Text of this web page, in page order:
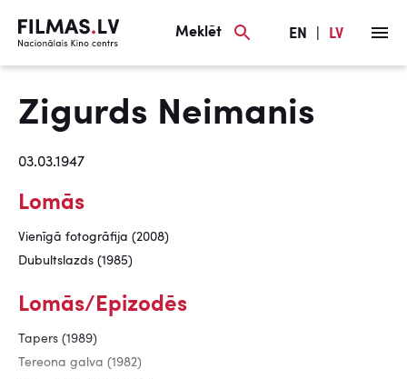
Meklēt EN LV
Zigurds Neimanis
03.03.1947
Lomās
Vienīgā fotogrāfija (2008)
Dubultslazds (1985)
Lomās/Epizodēs
Tapers (1989)
Tereona galva (1982)